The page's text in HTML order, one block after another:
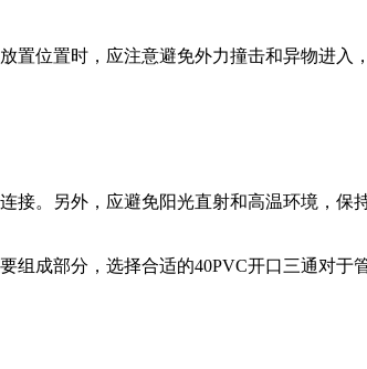
置位置时，应注意避免外力撞击和异物进入
接。另外，应避免阳光直射和高温环境，保
成部分，选择合适的40PVC开口三通对于